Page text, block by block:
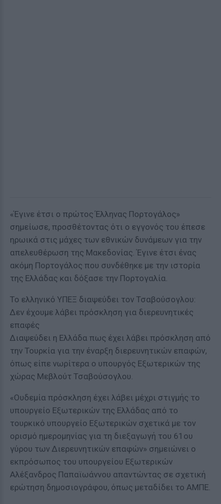
«Έγινε έτσι ο πρώτος Έλληνας Πορτογάλος»
σημείωσε, προσθέτοντας ότι ο εγγονός του έπεσε
ηρωικά στις μάχες των εθνικών δυνάμεων για την
απελευθέρωση της Μακεδονίας. Έγινε έτσι ένας
ακόμη Πορτογάλος που συνδέθηκε με την ιστορία
της Ελλάδας και δόξασε την Πορτογαλία.
Το ελληνικό ΥΠΕΞ διαψεύδει τον Τσαβούσογλου:
Δεν έχουμε λάβει πρόσκληση για διερευνητικές
επαφές
Διαψεύδει η Ελλάδα πως έχει λάβει πρόσκληση από
την Τουρκία για την έναρξη διερευνητικών επαφών,
όπως είπε νωρίτερα ο υπουργός Εξωτερικών της
χώρας Μεβλούτ Τσαβούσογλου.
«Ουδεμία πρόσκληση έχει λάβει μέχρι στιγμής το
υπουργείο Εξωτερικών της Ελλάδας από το
τουρκικό υπουργείο Εξωτερικών σχετικά με τον
ορισμό ημερομηνίας για τη διεξαγωγή του 61ου
γύρου των Διερευνητικών επαφών» σημειώνει ο
εκπρόσωπος του υπουργείου Εξωτερικών
Αλέξανδρος Παπαϊωάννου απαντώντας σε σχετική
ερώτηση δημοσιογράφου, όπως μεταδίδει το ΑΜΠΕ.